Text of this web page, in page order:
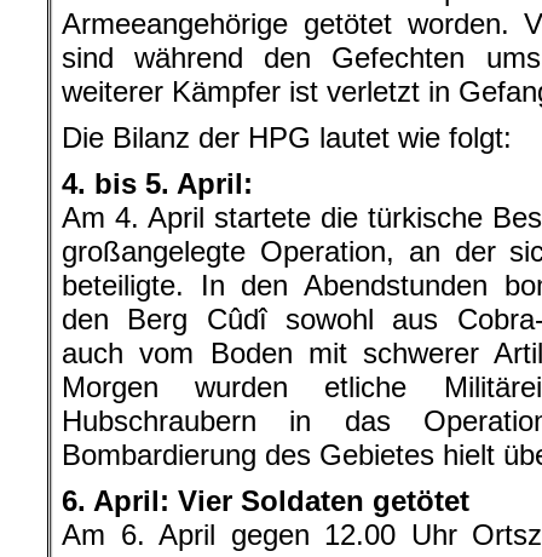
Armeeangehörige getötet worden.
sind während den Gefechten
weiterer Kämpfer ist verletzt in
Die Bilanz der HPG lautet wie folgt:
4. bis 5. April:
Am 4. April startete die türkische
großangelegte Operation, an der
beteiligte. In den Abendstunden
den Berg Cûdî sowohl aus Cobra-
auch vom Boden mit schwerer
Morgen wurden etliche
Hubschraubern in das
Bombardierung des Gebietes hielt
6. April: Vier Soldaten getötet
Am 6. April gegen 12.00 Uhr